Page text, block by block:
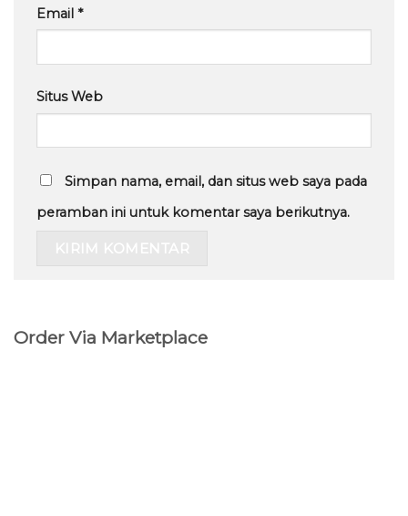
Email *
Situs Web
Simpan nama, email, dan situs web saya pada
peramban ini untuk komentar saya berikutnya.
Order Via Marketplace